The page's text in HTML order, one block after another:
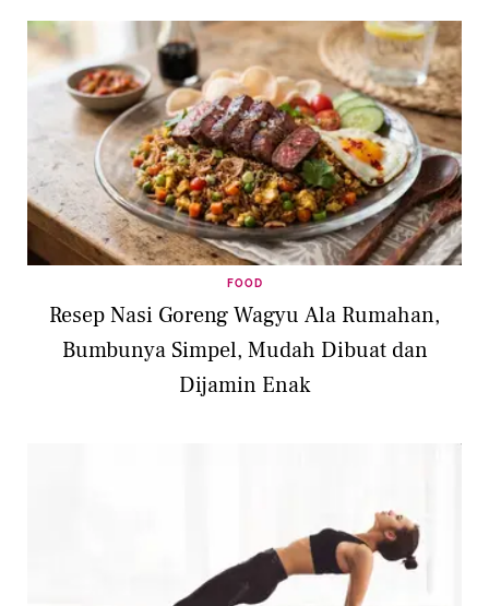
FOOD
Resep Nasi Goreng Wagyu Ala Rumahan,
Bumbunya Simpel, Mudah Dibuat dan
Dijamin Enak